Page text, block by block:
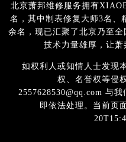
北京萧邦维修服务拥有
名，其中制表修复大师3名、
余名，现已汇聚了北京乃至全
技术力量雄厚，让萧
如权利人或知情人士发现
权、名誉权等侵
2557628530@qq.com 与
即依法处理。当前页